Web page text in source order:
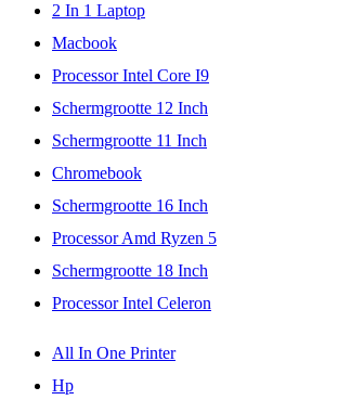
2 In 1 Laptop
Macbook
Processor Intel Core I9
Schermgrootte 12 Inch
Schermgrootte 11 Inch
Chromebook
Schermgrootte 16 Inch
Processor Amd Ryzen 5
Schermgrootte 18 Inch
Processor Intel Celeron
All In One Printer
Hp